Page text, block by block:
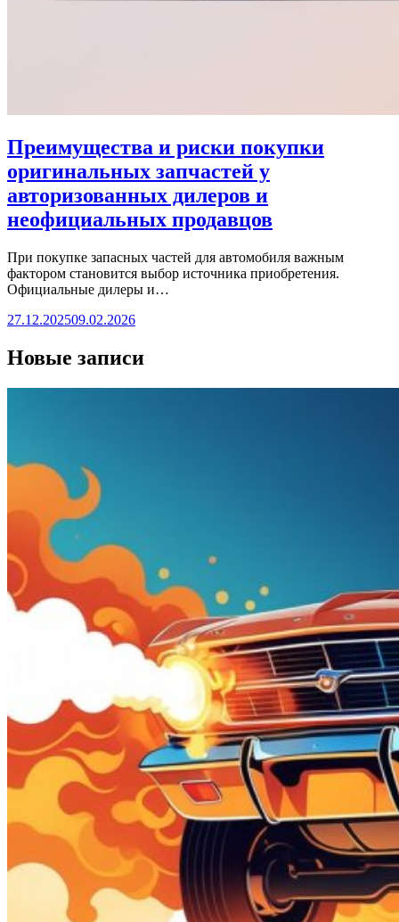
Преимущества и риски покупки
оригинальных запчастей у
авторизованных дилеров и
неофициальных продавцов
При покупке запасных частей для автомобиля важным
фактором становится выбор источника приобретения.
Официальные дилеры и…
27.12.202509.02.2026
Новые записи